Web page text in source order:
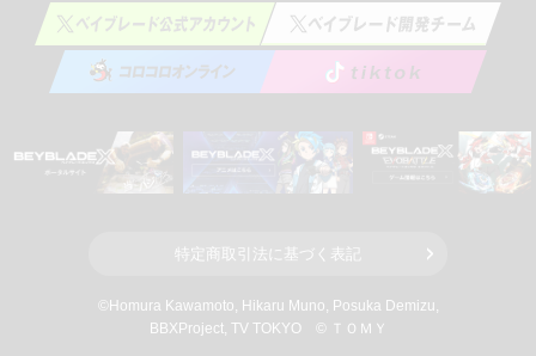
特定商取引法に基づく表記
©Homura Kawamoto, Hikaru Muno, Posuka Demizu,
BBXProject, TV TOKYO© ＴＯＭＹ